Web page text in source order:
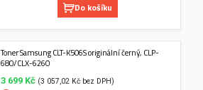
Do košíku
Toner Samsung CLT-K506S originální černý, CLP-
680/CLX-6260
3 699 Kč (3 057,02 Kč bez DPH)